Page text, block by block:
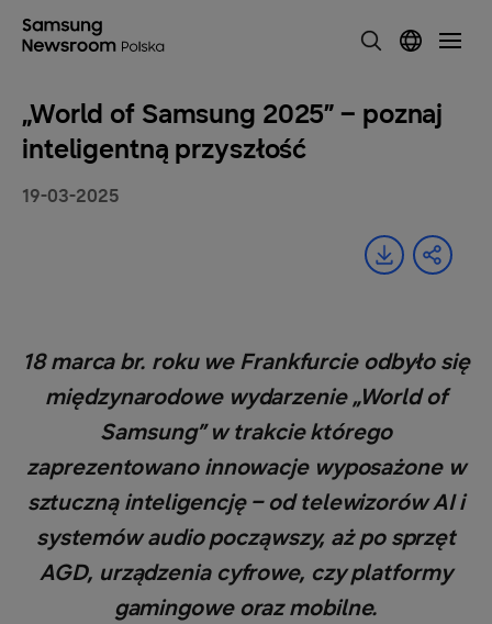
„World of Samsung 2025” – poznaj
inteligentną przyszłość
19-03-2025
18 marca br. roku we Frankfurcie odbyło się
międzynarodowe wydarzenie „World of
Samsung” w trakcie którego
zaprezentowano innowacje wyposażone w
sztuczną inteligencję – od telewizorów AI i
systemów audio począwszy, aż po sprzęt
AGD, urządzenia cyfrowe, czy platformy
gamingowe oraz mobilne.